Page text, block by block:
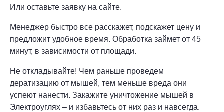
Или оставьте заявку на сайте.
Менеджер быстро все расскажет, подскажет цену и
предложит удобное время. Обработка займет от 45
минут, в зависимости от площади.
Не откладывайте! Чем раньше проведем
дератизацию от мышей, тем меньше вреда они
успеют нанести. Закажите уничтожение мышей в
Электроуглях – и избавьтесь от них раз и навсегда.